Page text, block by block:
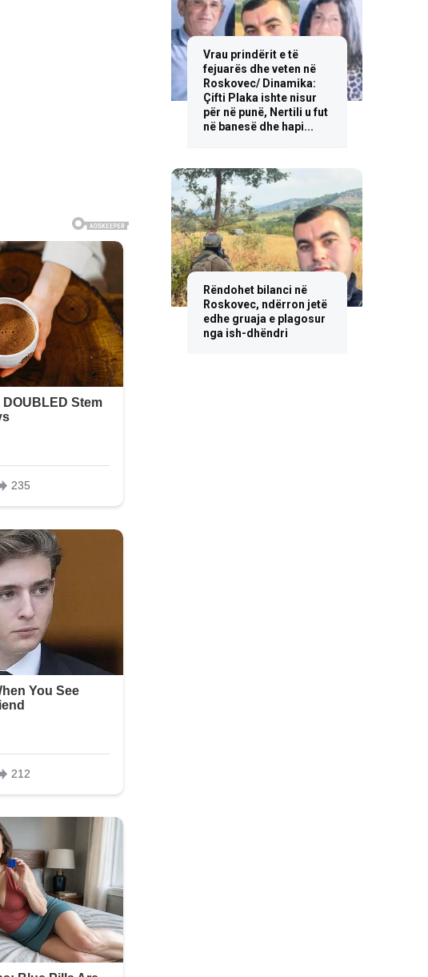
Vrau prindërit e të
fejuarës dhe veten në
Roskovec/ Dinamika:
Çifti Plaka ishte nisur
për në punë, Nertili u fut
në banesë dhe hapi...
Rëndohet bilanci në
Roskovec, ndërron jetë
edhe gruaja e plagosur
nga ish-dhëndri